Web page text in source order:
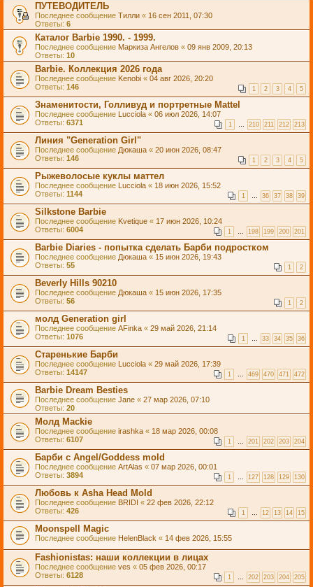
ПУТЕВОДИТЕЛЬ
Последнее сообщение Тилли « 16 сен 2011, 07:30
Ответы: 6
Каталог Barbie 1990. - 1999.
Последнее сообщение Маркиза Ангелов « 09 янв 2009, 20:13
Ответы: 10
Barbie. Коллекция 2026 года
Последнее сообщение Kenobi « 04 авг 2026, 20:20
Ответы: 146 1 2 3 4 5
Знаменитости, Голливуд и портретные Mattel
Последнее сообщение Lucciola « 06 июл 2026, 14:07
Ответы: 6371 1 … 210 211 212 213
Линия "Generation Girl"
Последнее сообщение Дюкаша « 20 июн 2026, 08:47
Ответы: 146 1 2 3 4 5
Рыжеволосые куклы маттел
Последнее сообщение Lucciola « 18 июн 2026, 15:52
Ответы: 1144 1 … 36 37 38 39
Silkstone Barbie
Последнее сообщение Kvetique « 17 июн 2026, 10:24
Ответы: 6004 1 … 198 199 200 201
Barbie Diaries - попытка сделать Барби подростком
Последнее сообщение Дюкаша « 15 июн 2026, 19:43
Ответы: 55 1 2
Beverly Hills 90210
Последнее сообщение Дюкаша « 15 июн 2026, 17:35
Ответы: 56 1 2
молд Generation girl
Последнее сообщение AFinka « 29 май 2026, 21:14
Ответы: 1076 1 … 33 34 35 36
Старенькие Барби
Последнее сообщение Lucciola « 29 май 2026, 17:39
Ответы: 14147 1 … 469 470 471 472
Barbie Dream Besties
Последнее сообщение Jane « 27 мар 2026, 07:10
Ответы: 20
Молд Mackie
Последнее сообщение irashka « 18 мар 2026, 00:08
Ответы: 6107 1 … 201 202 203 204
Барби с Angel/Goddess mold
Последнее сообщение ArtAlas « 07 мар 2026, 00:01
Ответы: 3894 1 … 127 128 129 130
Любовь к Asha Head Mold
Последнее сообщение BRIDI « 22 фев 2026, 22:12
Ответы: 426 1 … 12 13 14 15
Moonspell Magic
Последнее сообщение HelenBlack « 14 фев 2026, 15:55
Fashionistas: наши коллекции в лицах
Последнее сообщение ves « 05 фев 2026, 00:17
Ответы: 6128 1 … 202 203 204 205